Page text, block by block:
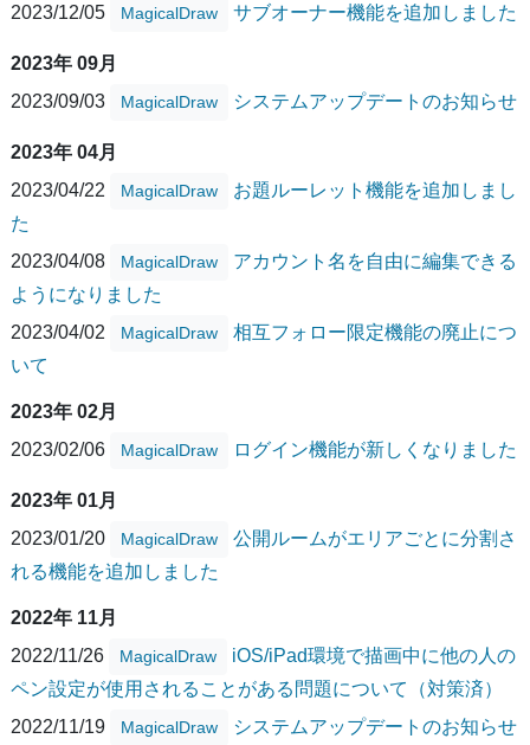
2023/12/05
MagicalDraw サブオーナー機能を追加しました
2023年 09月
2023/09/03
MagicalDraw システムアップデートのお知らせ
2023年 04月
2023/04/22
MagicalDraw
お題ルーレット機能を追加しまし
た
2023/04/08
MagicalDraw
アカウント名を自由に編集できる
ようになりました
2023/04/02
MagicalDraw
相互フォロー限定機能の廃止につ
いて
2023年 02月
2023/02/06
MagicalDraw ログイン機能が新しくなりました
2023年 01月
2023/01/20
MagicalDraw
公開ルームがエリアごとに分割さ
れる機能を追加しました
2022年 11月
2022/11/26
MagicalDraw
iOS/iPad環境で描画中に他の人の
ペン設定が使用されることがある問題について（対策済）
2022/11/19
MagicalDraw システムアップデートのお知らせ